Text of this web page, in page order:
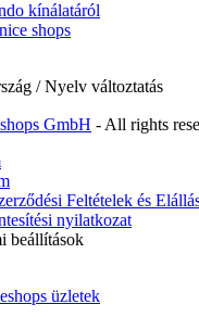
kínálatáról
shops
/ Nyelv változtatás
GmbH - All rights
Feltételek és
nyilatkozat
beállítások
üzletek